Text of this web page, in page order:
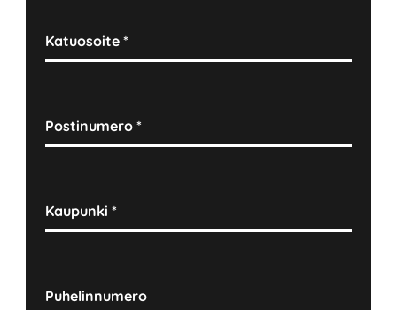
Katuosoite*
Postinumero*
Kaupunki*
Puhelinnumero